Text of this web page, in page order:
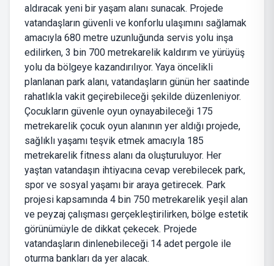
aldıracak yeni bir yaşam alanı sunacak. Projede
vatandaşların güvenli ve konforlu ulaşımını sağlamak
amacıyla 680 metre uzunluğunda servis yolu inşa
edilirken, 3 bin 700 metrekarelik kaldırım ve yürüyüş
yolu da bölgeye kazandırılıyor. Yaya öncelikli
planlanan park alanı, vatandaşların günün her saatinde
rahatlıkla vakit geçirebileceği şekilde düzenleniyor.
Çocukların güvenle oyun oynayabileceği 175
metrekarelik çocuk oyun alanının yer aldığı projede,
sağlıklı yaşamı teşvik etmek amacıyla 185
metrekarelik fitness alanı da oluşturuluyor. Her
yaştan vatandaşın ihtiyacına cevap verebilecek park,
spor ve sosyal yaşamı bir araya getirecek. Park
projesi kapsamında 4 bin 750 metrekarelik yeşil alan
ve peyzaj çalışması gerçekleştirilirken, bölge estetik
görünümüyle de dikkat çekecek. Projede
vatandaşların dinlenebileceği 14 adet pergole ile
oturma bankları da yer alacak.